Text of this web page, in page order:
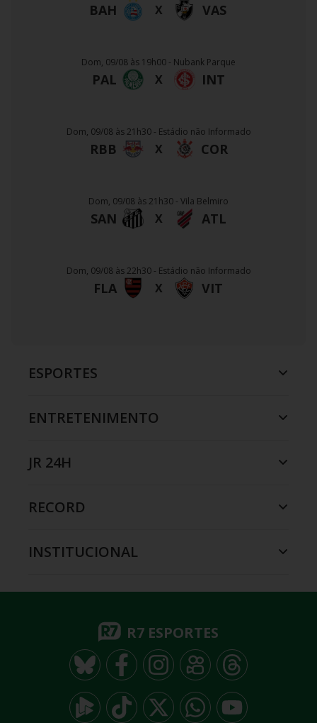
BAH X VAS
Dom, 09/08 às 19h00 - Nubank Parque
PAL X INT
Dom, 09/08 às 21h30 - Estádio não Informado
RBB X COR
Dom, 09/08 às 21h30 - Vila Belmiro
SAN X ATL
Dom, 09/08 às 22h30 - Estádio não Informado
FLA X VIT
ESPORTES
ENTRETENIMENTO
JR 24H
RECORD
INSTITUCIONAL
R7 ESPORTES